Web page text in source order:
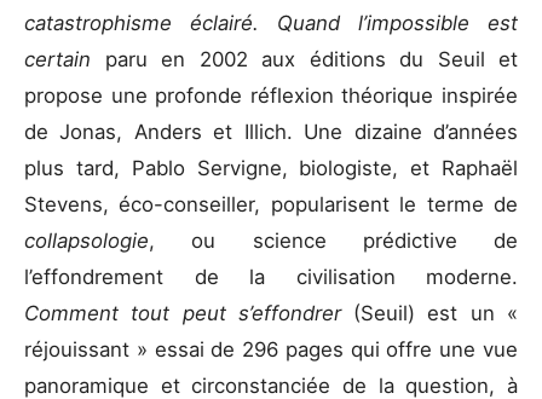
catastrophisme éclairé. Quand l’impossible est
certain paru en 2002 aux éditions du Seuil et
propose une profonde réflexion théorique inspirée
de Jonas, Anders et Illich. Une dizaine d’années
plus tard, Pablo Servigne, biologiste, et Raphaël
Stevens, éco-conseiller, popularisent le terme de
collapsologie, ou science prédictive de
l’effondrement de la civilisation moderne.
Comment tout peut s’effondrer (Seuil) est un «
réjouissant » essai de 296 pages qui offre une vue
panoramique et circonstanciée de la question, à